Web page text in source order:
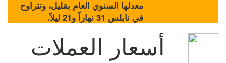
معدلها السنوي العام بقليل، وتتراوح
في نابلس 31 نهاراً و21 ليلاً.
أسعار العملات